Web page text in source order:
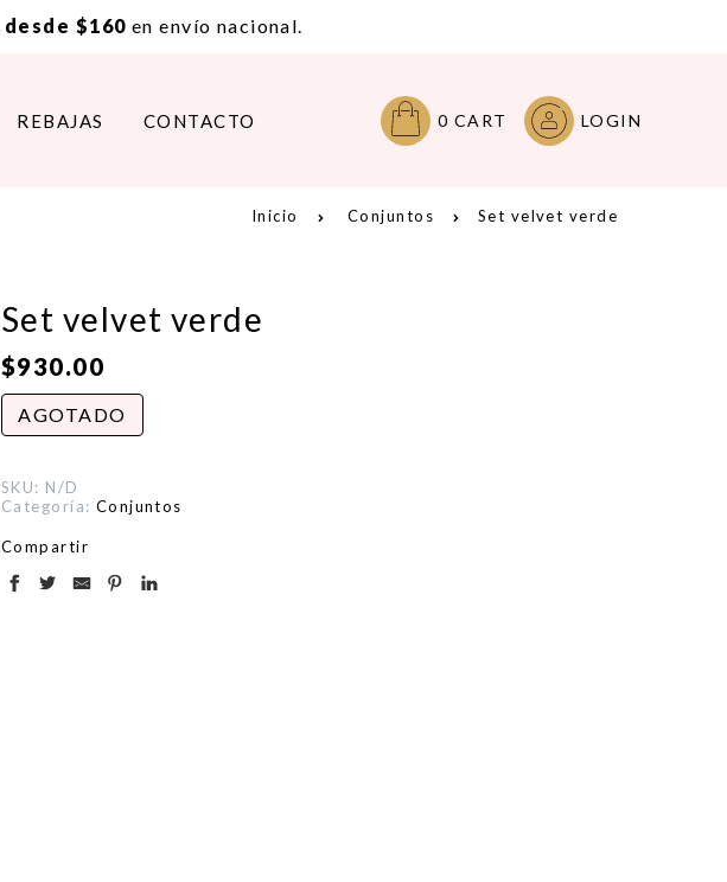
desde $160 en envío nacional.
REBAJAS CONTACTO 0 CART LOGIN
Inicio Conjuntos Set velvet verde
Set velvet verde
$930.00
AGOTADO
SKU: N/D
Categoría: Conjuntos
Compartir